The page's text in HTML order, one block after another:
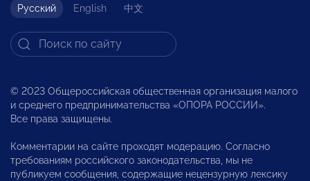
Русский English 中文
© 2023 Общероссийская общественная организация малого
и среднего предпринимательства «ОПОРА РОССИИ».
Все права защищены.
Комментарии на сайте проходят модерацию. Согласно
требованиям российского законодательства, мы не
публикуем сообщения, содержащие нецензурную лексику